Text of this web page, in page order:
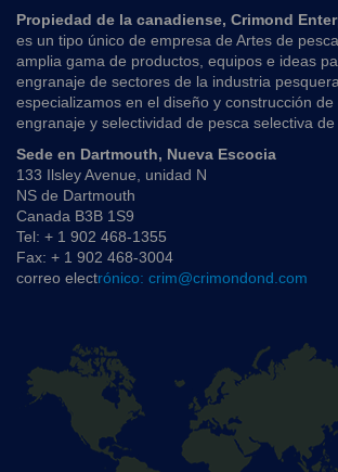
Propiedad de la canadiense, Crimond
es un tipo único de empresa de Artes de
amplia gama de productos, equipos e ideas
engranaje de sectores de la industria
especializamos en el diseño y construcción de
engranaje y selectividad de pesca selectiva de
Sede en Dartmouth, Nueva Escocia
133 Ilsley Avenue, unidad N
NS de Dartmouth
Canada B3B 1S9
Tel: + 1 902 468-1355
Fax: + 1 902 468-3004
correo electrónico: crim@crimondond.com